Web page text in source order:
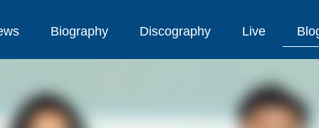
Biography Discography Live